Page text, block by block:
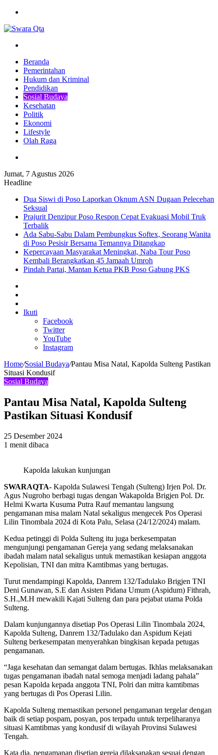
Beranda
Pemerintahan
Hukum dan Kriminal
Pendidikan
Sosial Budaya
Kesehatan
Politik
Ekonomi
Lifestyle
Olah Raga
Jumat, 7 Agustus 2026
Headline
Dua Siswi di Poso Laporkan Oknum ASN Dugaan Pelecehan
Seksual
Prajurit Denzipur Poso Respon Cepat Evakuasi Mobil Truk
Terbalik
Ada Sabu-Sabu Dalam Pembungkus Softex, Seorang Wanita
di Poso Pesisir Bersama Temannya Ditangkap
Kepercayaan Masyarakat Meningkat, Naba Tour Poso
Kembali Berangkatkan 45 Jamaah Umroh
Pindah Partai, Mantan Ketua PKB Poso Gabung PKS
In
Ikuti
Facebook
Twitter
YouTube
Instagram
Home/Sosial Budaya/Pantau Misa Natal, Kapolda Sulteng Pastikan
Situasi Kondusif
Sosial Budaya
Pantau Misa Natal, Kapolda Sulteng
Pastikan Situasi Kondusif
25 Desember 2024
1 menit dibaca
Kapolda lakukan kunjungan
SWARAQTA- Kapolda Sulawesi Tengah (Sulteng) Irjen Pol. Dr.
Agus Nugroho berbagi tugas dengan Wakapolda Brigjen Pol. Dr.
Helmi Kwarta Kusuma Putra Rauf memantau langsung
pengamanan misa malam Natal sekaligus mengecek Pos Operasi
Lilin Tinombala 2024 di Kota Palu, Selasa (24/12/2024) malam.
Kedua petinggi di Polda Sulteng itu juga berkesempatan
mengunjungi pengamanan Gereja yang sedang melaksanakan
ibadah malam natal sekaligus untuk memastikan kesiapan anggota
Kepolisian, TNI dan mitra Kamtibmas yang bertugas.
Turut mendampingi Kapolda, Danrem 132/Tadulako Brigjen TNI
Deni Gunawan, S.E dan Asisten Pidana Umum (Aspidum) Fithrah,
S.H.,M.H mewakili Kajati Sulteng dan para pejabat utama Polda
Sulteng.
Dalam kunjungannya disetiap Pos Operasi Lilin Tinombala 2024,
Kapolda Sulteng, Danrem 132/Tadulako dan Aspidum Kejati
Sulteng berkesempatan menyerahkan bingkisan kepada petugas
pengamanan.
“Jaga kesehatan dan semangat dalam bertugas. Ikhlas melaksanakan
tugas pengamanan ibadah natal semoga menjadi ladang pahala”
pesan Kapolda kepada anggota TNI, Polri dan mitra kamtibmas
yang bertugas di Pos Operasi Lilin.
Kapolda Sulteng memastikan personel pengamanan tergelar dengan
baik di setiap pospam, posyan, pos terpadu untuk terpeliharanya
situasi Kamtibmas yang kondusif di wilayah Provinsi Sulawesi
Tengah.
Kata dia, pengamanan disetiap gereja dilaksanakan sesuai dengan